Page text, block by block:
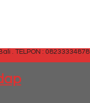
. TELPON :